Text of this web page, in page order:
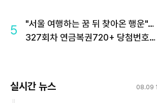
5
"서울 여행하는 꿈 뒤 찾아온 행운"…
327회차 연금복권720+ 당첨번호조
실시간 뉴스 08.09